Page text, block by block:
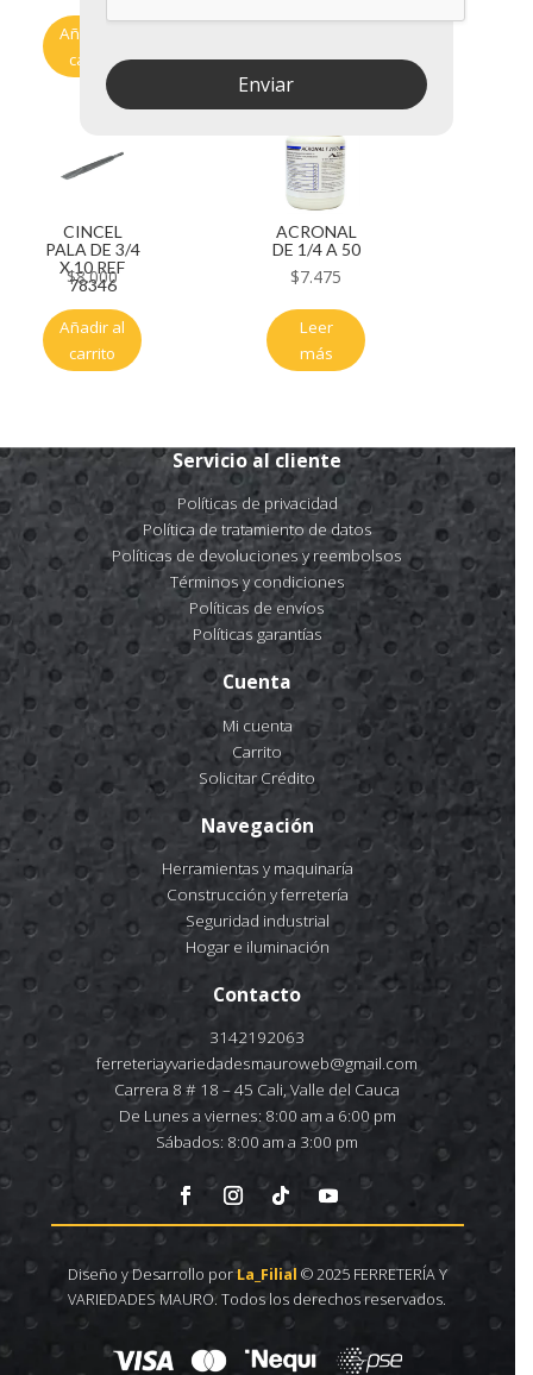
Añadir al
carrito
carrito
CINCEL
PALA DE 3/4
X 10 REF
78346
$8.000
Añadir al
carrito
ACRONAL
DE 1/4 A 50
$7.475
Leer
más
Servicio al cliente
Políticas de privacidad
Política de tratamiento de datos
Políticas de devoluciones y reembolsos
Términos y condiciones
Políticas de envíos
Políticas garantías
Cuenta
Mi cuenta
Carrito
Solicitar Crédito
Navegación
Herramientas y maquinaría
Construcción y ferretería
Seguridad industrial
Hogar e iluminación
Contacto
3142192063
ferreteriayvariedadesmauroweb@gmail.com
Carrera 8 # 18 – 45 Cali, Valle del Cauca
De Lunes a viernes: 8:00 am a 6:00 pm
Sábados: 8:00 am a 3:00 pm
Diseño y Desarrollo porLa_Filial © 2025 FERRETERÍA Y
VARIEDADES MAURO. Todos los derechos reservados.
Enviar